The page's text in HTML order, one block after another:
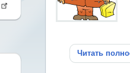
Читать